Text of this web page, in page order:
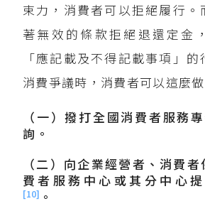
束力，消費者可以拒絕履行。
著無效的條款拒絕退還定金
「應記載及不得記載事項」
消費爭議時，消費者可以這麼做
（一）撥打全國消費者服務
詢。
（二）向企業經營者、消費
費者服務中心或其分中心
[10] 。